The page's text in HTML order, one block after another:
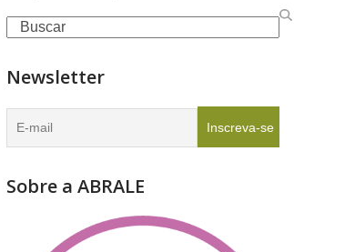
Search
Newsletter
Sobre a ABRALE